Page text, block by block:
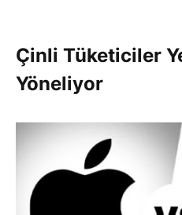
Çinli Tüketiciler
Yöneliyor